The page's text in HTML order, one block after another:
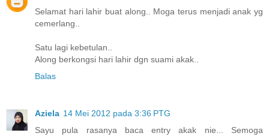
Selamat hari lahir buat along.. Moga terus menjadi anak yg
cemerlang..
Satu lagi kebetulan..
Along berkongsi hari lahir dgn suami akak..
Balas
Aziela 14 Mei 2012 pada 3:36 PTG
Sayu pula rasanya baca entry akak nie... Semoga